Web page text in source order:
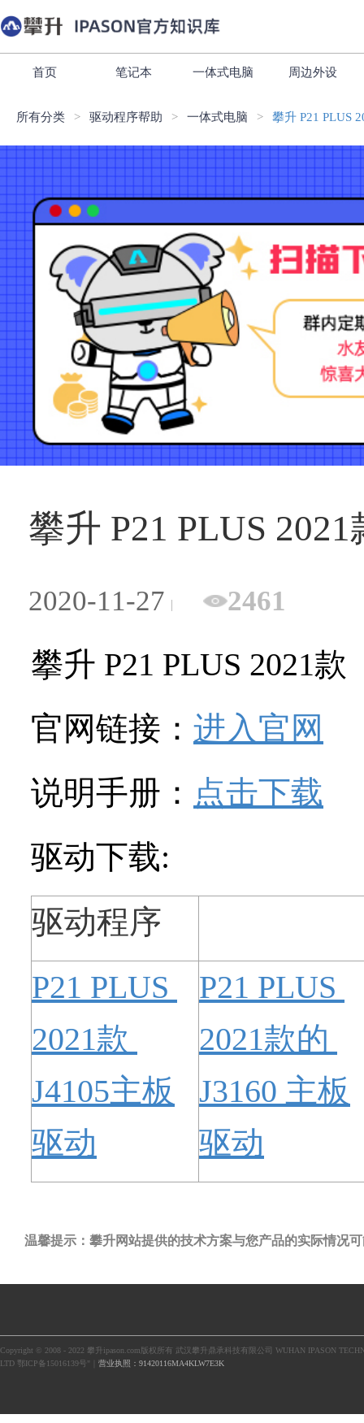
首页 笔记本 一体式电脑 周边外设
所有分类 驱动程序帮助 一体式电脑 攀升 P21 PLUS
攀升 P21 PLUS
2020-11-27 2461
攀升 P21 PLUS 2021款
官网链接： 进入官网
说明手册： 点击下载
驱动下载:
驱动程序
P21 PLUS
2021款
J4105主板
驱动
P21 PLUS
2021款的
J3160 主板
驱动
温馨提示：攀升网站提供的技术方案与您产品的实际情况
Copyright © 2008 - 2022 攀升ipason.com版权所有 武汉攀升鼎承科技有限公司 WUHAN IPASON
LTD 鄂ICP备15016139号"｜ 营业执照：91420116MA4KLW7E3K